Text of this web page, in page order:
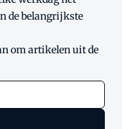
de belangrijkste
om artikelen uit de